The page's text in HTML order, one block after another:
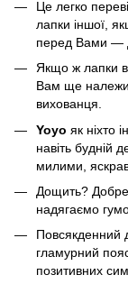
Це легко
лапки іншої,
перед Вами —
Якщо ж лапки
Вам ще
вихованця.
Yoyo як ніхто
навіть будній
милими,
Дощить?
надягаємо
Повсякденний
гламурний
позитивних